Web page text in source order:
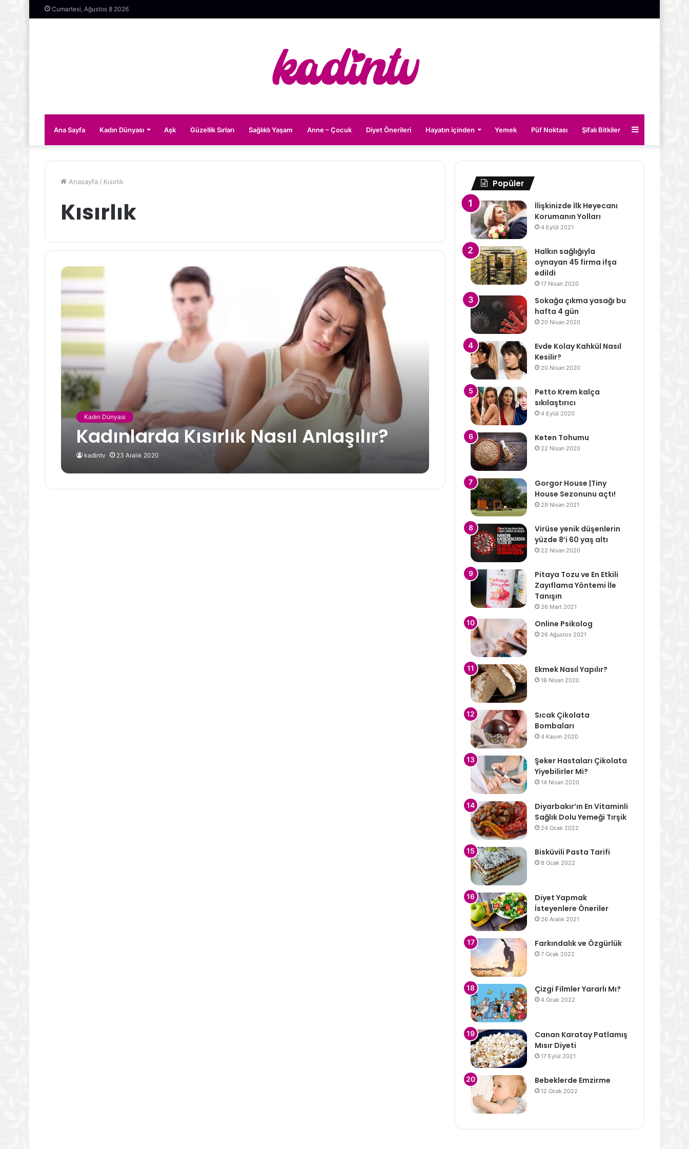
Cumartesi, Ağustos 8 2026
Ana Sayfa Kadın Dünyası Aşk Güzellik Sırları Sağlıklı Yaşam Anne – Çocuk Diyet Önerileri Hayatın içinden Yemek Püf Noktası Şifalı Bitkiler Kenar
Bölmesi
Anasayfa / Kısırlık
Kısırlık
Kadın Dünyası
Kadınlarda Kısırlık Nasıl Anlaşılır?
kadintv 23 Aralık 2020
Popüler
İlişkinizde İlk Heyecanı
Korumanın Yolları
4 Eylül 2021
Halkın sağlığıyla
oynayan 45 firma ifşa
edildi
17 Nisan 2020
Sokağa çıkma yasağı bu
hafta 4 gün
20 Nisan 2020
Evde Kolay Kahkül Nasıl
Kesilir?
20 Nisan 2020
Petto Krem kalça
sıkılaştırıcı
4 Eylül 2020
Keten Tohumu
22 Nisan 2020
Gorgor House |Tiny
House Sezonunu açtı!
29 Nisan 2021
Virüse yenik düşenlerin
yüzde 8’i 60 yaş altı
22 Nisan 2020
Pitaya Tozu ve En Etkili
Zayıflama Yöntemi İle
Tanışın
26 Mart 2021
Online Psikolog
26 Ağustos 2021
Ekmek Nasıl Yapılır?
18 Nisan 2020
Sıcak Çikolata
Bombaları
4 Kasım 2020
Şeker Hastaları Çikolata
Yiyebilirler Mi?
14 Nisan 2020
Diyarbakır’ın En Vitaminli
Sağlık Dolu Yemeği Tırşik
24 Ocak 2022
Bisküvili Pasta Tarifi
8 Ocak 2022
Diyet Yapmak
İsteyenlere Öneriler
26 Aralık 2021
Farkındalık ve Özgürlük
7 Ocak 2022
Çizgi Filmler Yararlı Mı?
4 Ocak 2022
Canan Karatay Patlamış
Mısır Diyeti
17 Eylül 2021
Bebeklerde Emzirme
12 Ocak 2022